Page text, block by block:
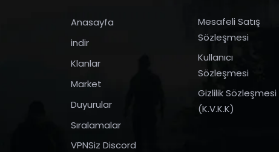
Anasayfa
indir
Klanlar
Market
Duyurular
Sıralamalar
VPNSiz Discord
Mesafeli Satış
Sözleşmesi
Kullanıcı
Sözleşmesi
Gizlilik Sözleşmesi
(K.V.K.K)